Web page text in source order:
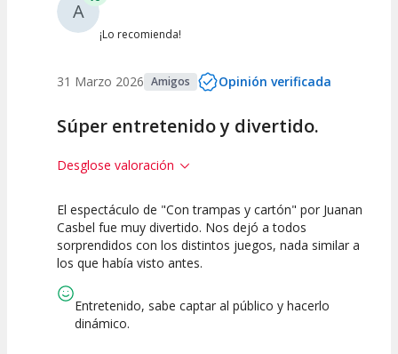
A
¡Lo recomienda!
31 Marzo 2026 Amigos Opinión verificada
Súper entretenido y divertido.
Desglose valoración
10
Calidad del
Espectáculo
10
Puesta en
Escena
10
Interpretación
El espectáculo de "Con trampas y cartón" por Juanan
Casbel fue muy divertido. Nos dejó a todos
sorprendidos con los distintos juegos, nada similar a
los que había visto antes.
Entretenido, sabe captar al público y hacerlo
dinámico.